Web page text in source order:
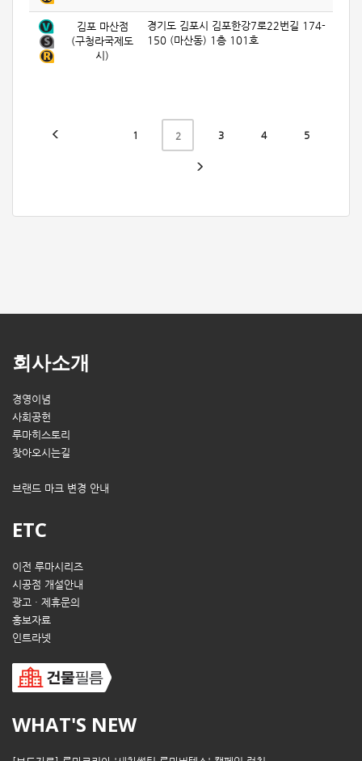
김포 마산점
(구청라국제도
시)
경기도 김포시 김포한강7로22번길 174-
150 (마산동) 1층 101호
1 2 3 4 5
회사소개
경영이념
사회공헌
루마히스토리
찾아오시는길
브랜드 마크 변경 안내
ETC
이전 루마시리즈
시공점 개설안내
광고 · 제휴문의
홍보자료
인트라넷
WHAT'S NEW